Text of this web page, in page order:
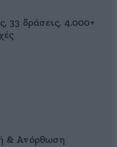
33 δράσεις, 4.000+
& Ανόρθωση